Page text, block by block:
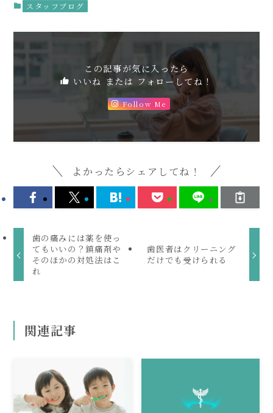
スタッフブログ
この記事が気に入ったら
いいね または フォローしてね！
Follow Me
よかったらシェアしてね！
歯の痛みには薬を使っ
てもいいの？鎮痛剤や
そのほかの対処法はこ
れ
歯医者はクリーニング
だけでも受けられる
関連記事